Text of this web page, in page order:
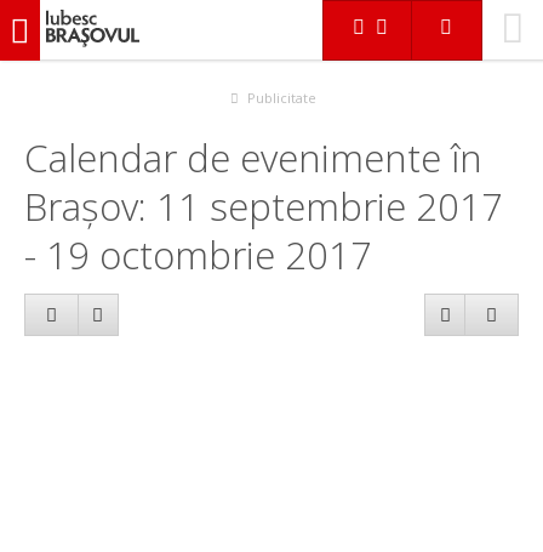
iubescbraşovul.ro
Publicitate
Calendar de evenimente în
Brașov: 11 septembrie 2017
- 19 octombrie 2017